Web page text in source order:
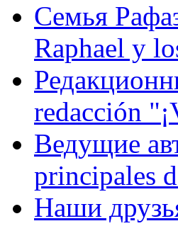
Семья
Raphael y
redacción
Ведущие
principales
Наши